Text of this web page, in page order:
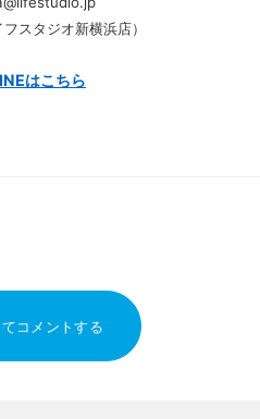
スタジオ新横浜店）
はこちら
コメントする